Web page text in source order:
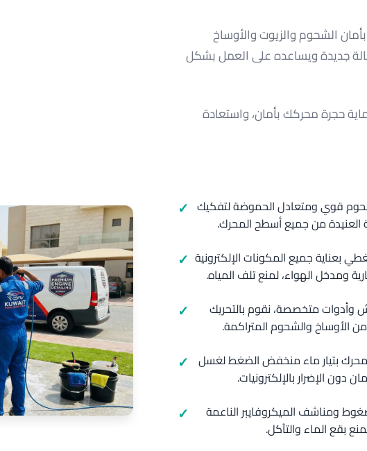
الشحوم والزيوت والأوساخ
جديدة ويساعده على العمل بشكل
حجرة محركك بأمان، واستعادة
قوي ومتعادل الحموضة لتفكيك
العنيدة من جميع أسطح المحرك.
بعناية جميع المكونات الإلكترونية
ومدخل الهواء، لمنع تلف المياه.
وأدوات متخصصة، نقوم بالتحريك
الأوساخ والشحوم المتراكمة.
بتيار ماء منخفض الضغط لغسل
الإضرار بالإلكترونيات.
ومناشف الميكروفايبر الناعمة
بقع الماء والتآكل.